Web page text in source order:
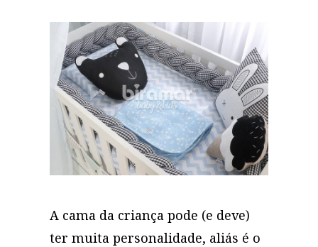
A cama da criança pode (e deve)
ter muita personalidade, aliás é o